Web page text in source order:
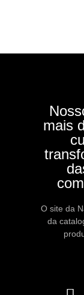
mais
O site da
da